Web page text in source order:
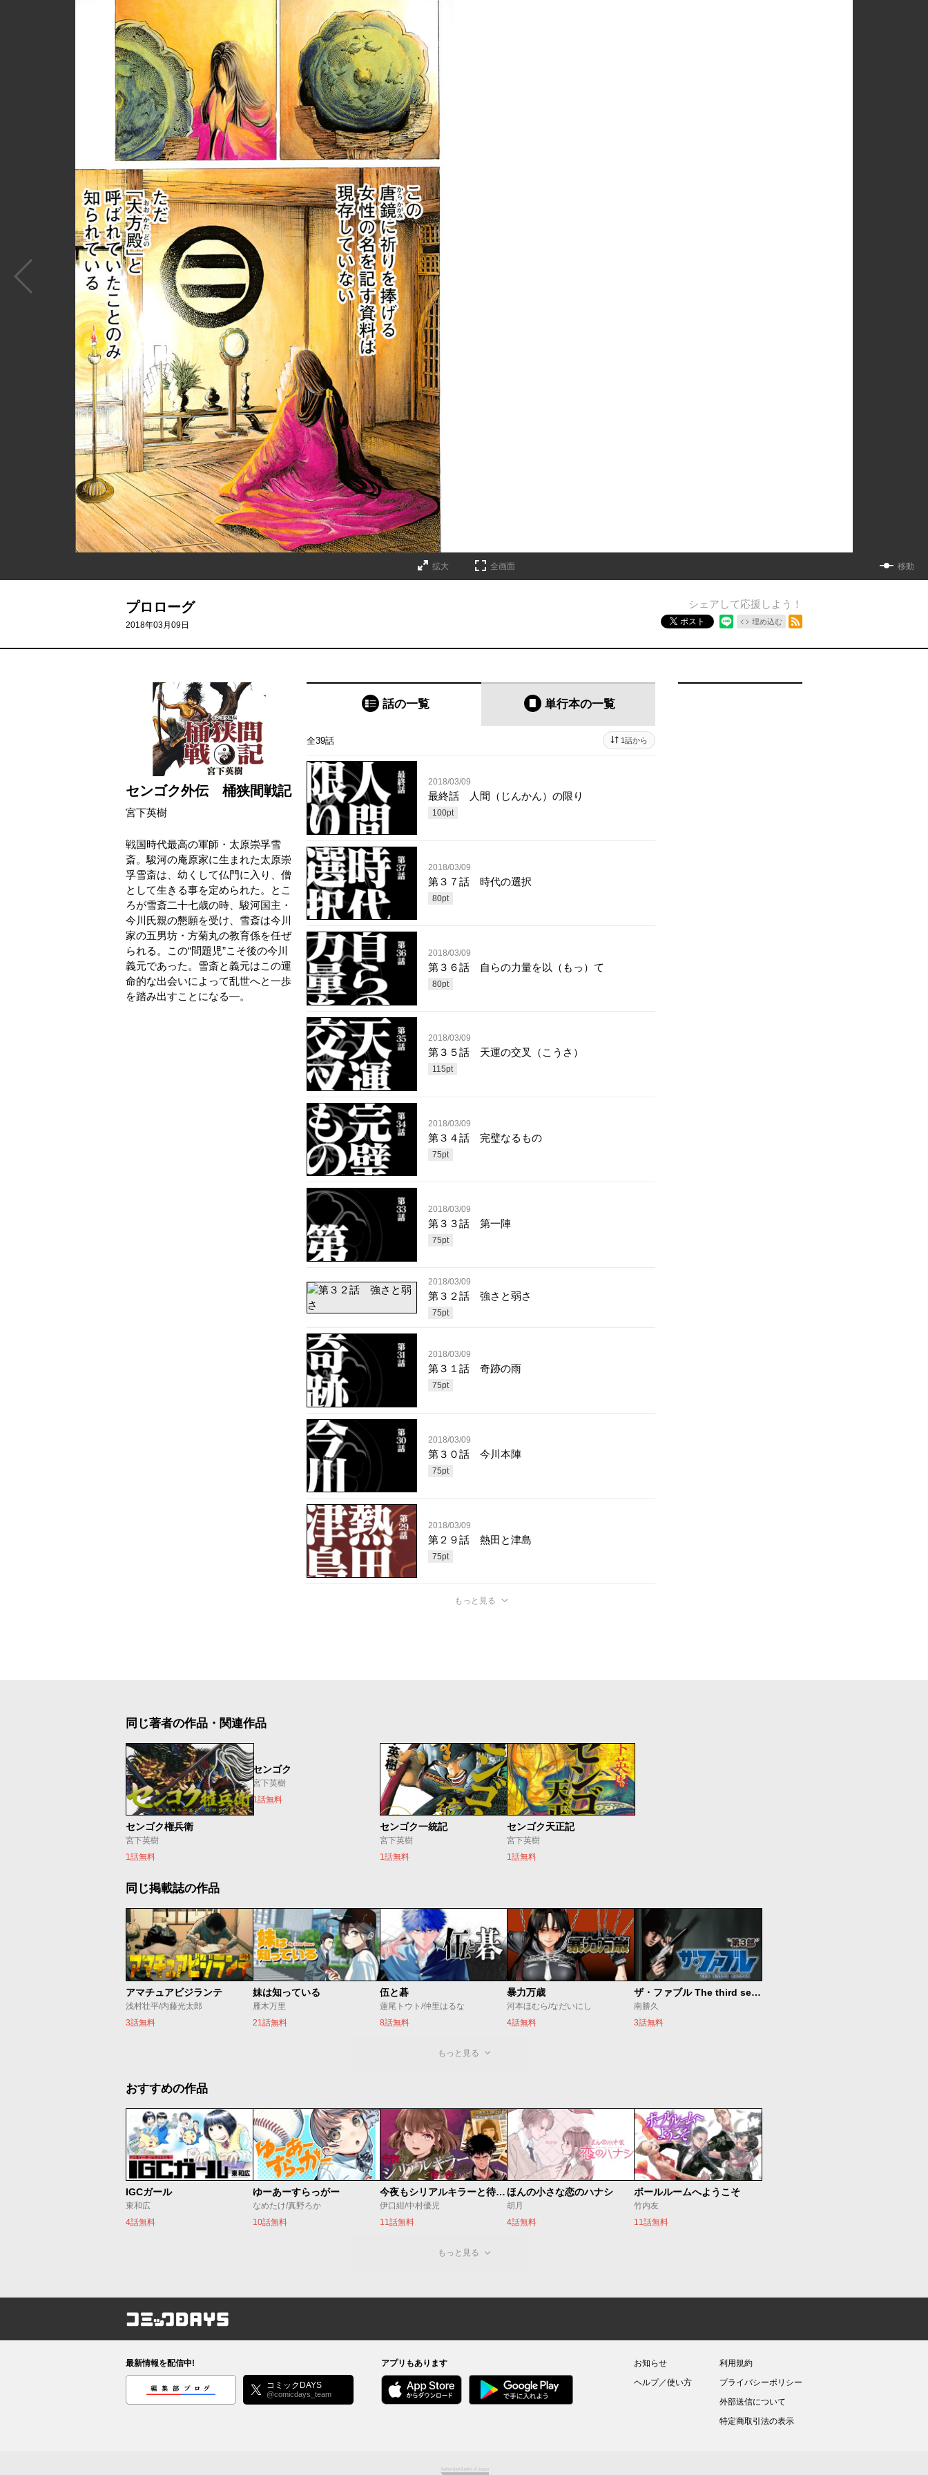
拡大 全画面 移動
プロローグ
2018年03月09日
シェアして応援しよう！
ポスト 埋め込む
センゴク外伝 桶狭間戦記
宮下英樹
戦国時代最高の軍師・太原崇孚雪
斎。駿河の庵原家に生まれた太原崇
孚雪斎は、幼くして仏門に入り、僧
として生きる事を定められた。とこ
ろが雪斎二十七歳の時、駿河国主・
今川氏親の懇願を受け、雪斎は今川
家の五男坊・方菊丸の教育係を任ぜ
られる。この“問題児”こそ後の今川
義元であった。雪斎と義元はこの運
命的な出会いによって乱世へと一歩
を踏み出すことになる―。
話の一覧 単行本の一覧
全39話 1話から
2018/03/09
最終話 人間（じんかん）の限り
100pt
2018/03/09
第３７話 時代の選択
80pt
2018/03/09
第３６話 自らの力量を以（もっ）て
80pt
2018/03/09
第３５話 天運の交叉（こうさ）
115pt
2018/03/09
第３４話 完璧なるもの
75pt
2018/03/09
第３３話 第一陣
75pt
2018/03/09
第３２話 強さと弱さ
75pt
2018/03/09
第３１話 奇跡の雨
75pt
2018/03/09
第３０話 今川本陣
75pt
2018/03/09
第２９話 熱田と津島
75pt
もっと見る
同じ著者の作品・関連作品
センゴク権兵衛
宮下英樹
1話無料
センゴク
宮下英樹
1話無料
センゴク一統記
宮下英樹
1話無料
センゴク天正記
宮下英樹
1話無料
同じ掲載誌の作品
アマチュアビジランテ
浅村壮平/内藤光太郎
3話無料
妹は知っている
雁木万里
21話無料
伍と碁
蓮尾トウト/仲里はるな
8話無料
暴力万歳
河本ほむら/なだいにし
4話無料
ザ・ファブル The third secret
南勝久
3話無料
もっと見る
おすすめの作品
IGCガール
東和広
4話無料
ゆーあーすらっがー
なめたけ/真野ろか
10話無料
今夜もシリアルキラーと待ち合わせ
伊口紺/中村優児
11話無料
ほんの小さな恋のハナシ
胡月
4話無料
ボールルームへようこそ
竹内友
11話無料
もっと見る
コミックDAYS
最新情報を配信中!
編集部ブログ コミックDAYS
@comicdays_team
アプリもあります
お知らせ
ヘルプ／使い方
利用規約
プライバシーポリシー
外部送信について
特定商取引法の表示